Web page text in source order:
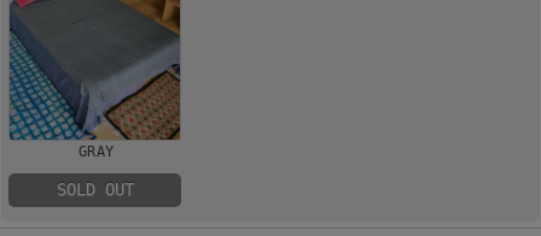
GRAY
SOLD OUT